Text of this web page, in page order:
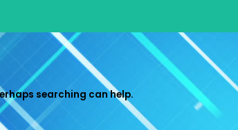
searching can help.